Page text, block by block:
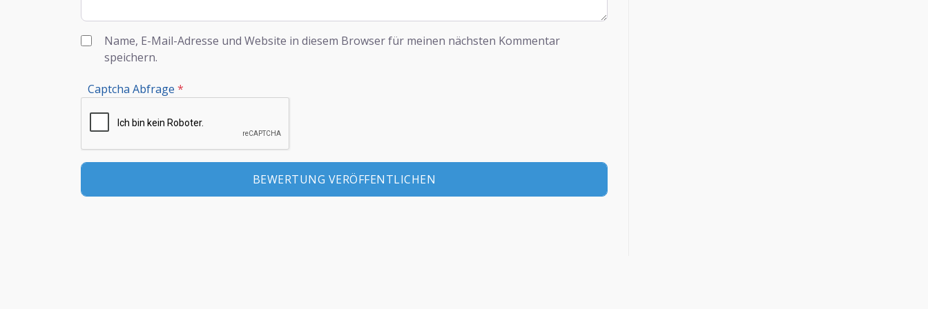
Name, E-Mail-Adresse und Website in diesem Browser für meinen nächsten Kommentar
speichern.
Captcha Abfrage *